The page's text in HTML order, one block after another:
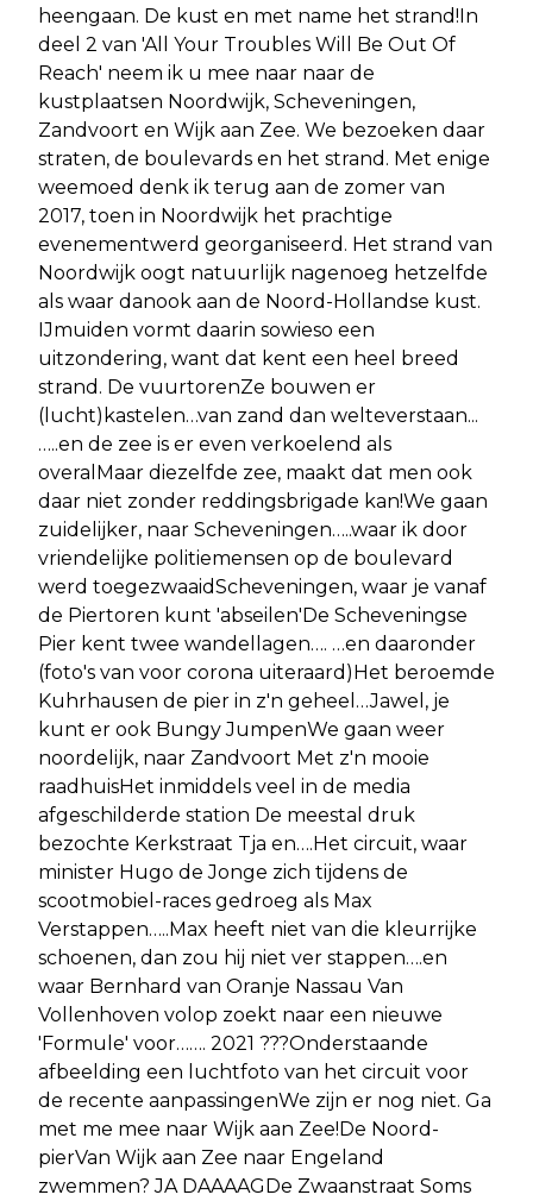
heengaan. De kust en met name het strand!In
deel 2 van 'All Your Troubles Will Be Out Of
Reach' neem ik u mee naar naar de
kustplaatsen Noordwijk, Scheveningen,
Zandvoort en Wijk aan Zee. We bezoeken daar
straten, de boulevards en het strand. Met enige
weemoed denk ik terug aan de zomer van
2017, toen in Noordwijk het prachtige
evenementwerd georganiseerd. Het strand van
Noordwijk oogt natuurlijk nagenoeg hetzelfde
als waar danook aan de Noord-Hollandse kust.
IJmuiden vormt daarin sowieso een
uitzondering, want dat kent een heel breed
strand. De vuurtorenZe bouwen er
(lucht)kastelen…van zand dan welteverstaan...
…..en de zee is er even verkoelend als
overalMaar diezelfde zee, maakt dat men ook
daar niet zonder reddingsbrigade kan!We gaan
zuidelijker, naar Scheveningen…..waar ik door
vriendelijke politiemensen op de boulevard
werd toegezwaaidScheveningen, waar je vanaf
de Piertoren kunt 'abseilen'De Scheveningse
Pier kent twee wandellagen…. …en daaronder
(foto's van voor corona uiteraard)Het beroemde
Kuhrhausen de pier in z'n geheel…Jawel, je
kunt er ook Bungy JumpenWe gaan weer
noordelijk, naar Zandvoort Met z'n mooie
raadhuisHet inmiddels veel in de media
afgeschilderde station De meestal druk
bezochte Kerkstraat Tja en….Het circuit, waar
minister Hugo de Jonge zich tijdens de
scootmobiel-races gedroeg als Max
Verstappen…..Max heeft niet van die kleurrijke
schoenen, dan zou hij niet ver stappen….en
waar Bernhard van Oranje Nassau Van
Vollenhoven volop zoekt naar een nieuwe
'Formule' voor……. 2021 ???Onderstaande
afbeelding een luchtfoto van het circuit voor
de recente aanpassingenWe zijn er nog niet. Ga
met me mee naar Wijk aan Zee!De Noord-
pierVan Wijk aan Zee naar Engeland
zwemmen? JA DAAAAGDe Zwaanstraat Soms